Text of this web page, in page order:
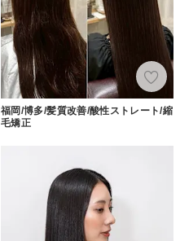
福岡/博多/髪質改善/酸性ストレート/縮
毛矯正